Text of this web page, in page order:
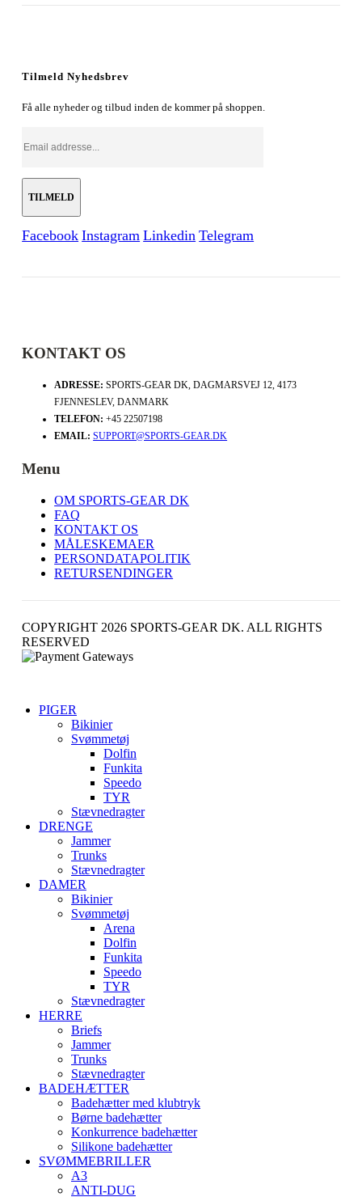
Tilmeld Nyhedsbrev
Få alle nyheder og tilbud inden de kommer på shoppen.
Facebook Instagram Linkedin Telegram
KONTAKT OS
ADRESSE: SPORTS-GEAR DK, DAGMARSVEJ 12, 4173
FJENNESLEV, DANMARK
TELEFON: +45 22507198
EMAIL: SUPPORT@SPORTS-GEAR.DK
Menu
OM SPORTS-GEAR DK
FAQ
KONTAKT OS
MÅLESKEMAER
PERSONDATAPOLITIK
RETURSENDINGER
COPYRIGHT 2026 SPORTS-GEAR DK. ALL RIGHTS
RESERVED
PIGER
Bikinier
Svømmetøj
Dolfin
Funkita
Speedo
TYR
Stævnedragter
DRENGE
Jammer
Trunks
Stævnedragter
DAMER
Bikinier
Svømmetøj
Arena
Dolfin
Funkita
Speedo
TYR
Stævnedragter
HERRE
Briefs
Jammer
Trunks
Stævnedragter
BADEHÆTTER
Badehætter med klubtryk
Børne badehætter
Konkurrence badehætter
Silikone badehætter
SVØMMEBRILLER
A3
ANTI-DUG